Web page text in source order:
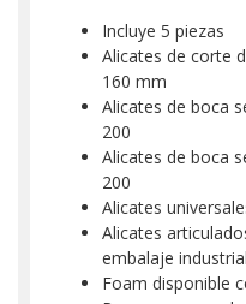
Incluye 5 piezas
Alicates de corte
160 mm
Alicates de boca
200
Alicates de boca
200
Alicates
Alicates
embalaje industrial
Foam disponible